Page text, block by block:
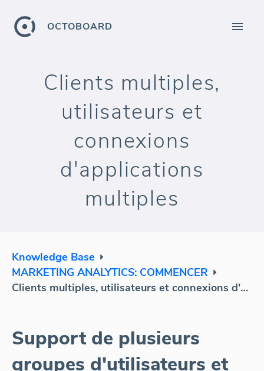
OCTOBOARD
Clients multiples,
utilisateurs et
connexions
d'applications
multiples
Knowledge Base
MARKETING ANALYTICS: COMMENCER
Clients multiples, utilisateurs et connexions d'applications multiples
Support de plusieurs
groupes d'utilisateurs et